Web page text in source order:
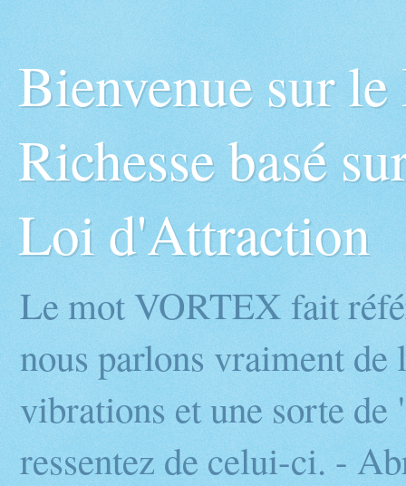
Bienvenue sur
Richesse basé
Loi d'Attraction
Le mot VORTEX fait
nous parlons vraiment
vibrations et une sorte
ressentez de celui-ci. -